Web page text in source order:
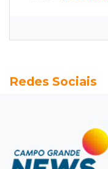
Seleções em
Jardim
Vigia é
dois caminhões
Redes Sociais